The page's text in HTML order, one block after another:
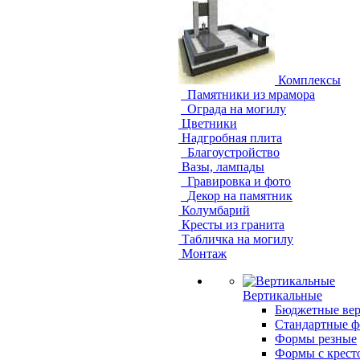
Комплексы
Памятники из мрамора
Ограда на могилу
Цветники
Надгробная плита
Благоустройство
Вазы, лампады
Гравировка и фото
Декор на памятник
Колумбарий
Кресты из гранита
Табличка на могилу
Монтаж
Вертикальные
Бюджетные
Стандартные
Формы резные
Формы с